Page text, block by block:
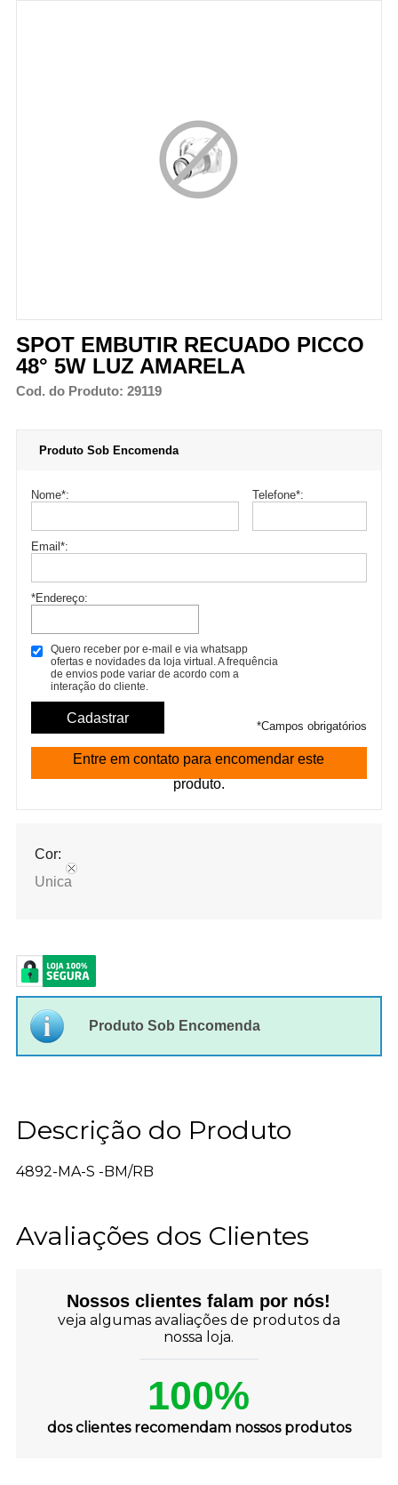
SPOT EMBUTIR RECUADO PICCO
48° 5W LUZ AMARELA
Cod. do Produto: 29119
Produto Sob Encomenda
Nome*: Telefone*:
Email *:
*Endereço:
Quero receber por e-mail e via whatsapp
ofertas e novidades da loja virtual. A frequência
de envios pode variar de acordo com a
interação do cliente.
*Campos obrigatórios
Entre em contato para encomendar este
produto.
Cor:
Unica
Produto Sob Encomenda
Descrição do Produto
4892-MA-S -BM/RB
Avaliações dos Clientes
Nossos clientes falam por nós!
veja algumas avaliações de produtos da
nossa loja.
100%
dos clientes recomendam nossos produtos